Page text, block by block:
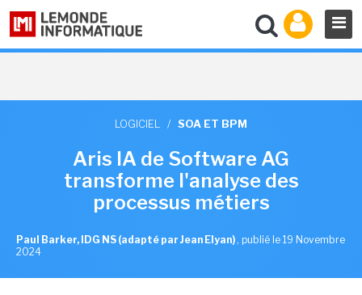
LOGICIEL / SOA ET BPM
Aris IA de Software AG
transforme l'analyse des
processus métiers
Paul Barker, IDG NS (adapté par Jean Elyan) , publié le 19 Novembre
2024